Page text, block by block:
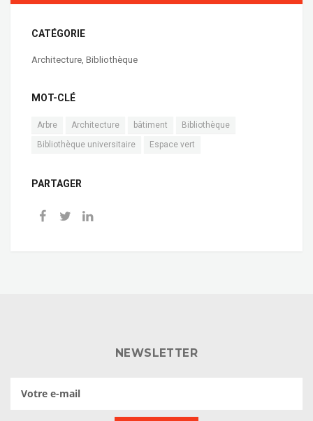
CATÉGORIE
Architecture, Bibliothèque
MOT-CLÉ
Arbre Architecture bâtiment
Bibliothèque
Bibliothèque universitaire
Espace vert
PARTAGER
NEWSLETTER